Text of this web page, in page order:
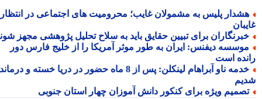
پلیس به مشمولان غایب؛ محرومیت های اجتماعی در انتظار
برای تبیین حقایق باید به سلاح تحلیل پژوهشی مجهز شوند
دیفنس: ایران به طور موثر آمریکا را از خلیج فارس دور
است
خدمه ناو آبراهام لینکلن: پس از 8 ماه حضور در دریا خسته و درمانده
ویژه برای کنکور دانش آموزان چهار استان جنوبی